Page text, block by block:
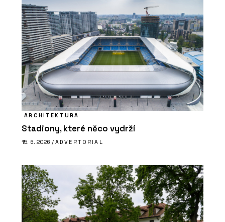
ARCHITEKTURA
Stadiony, které něco vydrží
15. 6. 2026 / ADVERTORIAL